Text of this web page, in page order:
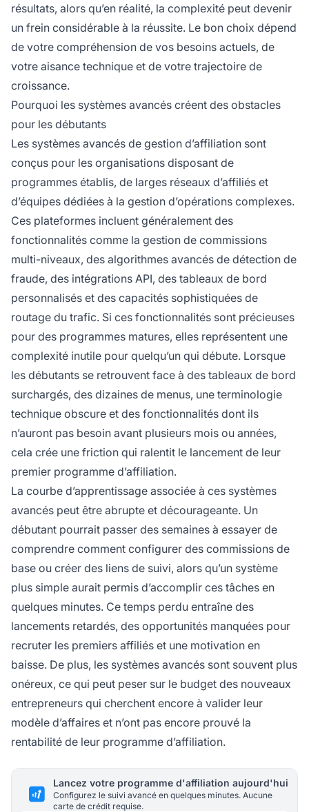
résultats, alors qu’en réalité, la complexité peut devenir
un frein considérable à la réussite. Le bon choix dépend
de votre compréhension de vos besoins actuels, de
votre aisance technique et de votre trajectoire de
croissance.
Pourquoi les systèmes avancés créent des obstacles
pour les débutants
Les systèmes avancés de gestion d’affiliation sont
conçus pour les organisations disposant de
programmes établis, de larges réseaux d’affiliés et
d’équipes dédiées à la gestion d’opérations complexes.
Ces plateformes incluent généralement des
fonctionnalités comme la gestion de commissions
multi-niveaux, des algorithmes avancés de détection de
fraude, des intégrations API, des tableaux de bord
personnalisés et des capacités sophistiquées de
routage du trafic. Si ces fonctionnalités sont précieuses
pour des programmes matures, elles représentent une
complexité inutile pour quelqu’un qui débute. Lorsque
les débutants se retrouvent face à des tableaux de bord
surchargés, des dizaines de menus, une terminologie
technique obscure et des fonctionnalités dont ils
n’auront pas besoin avant plusieurs mois ou années,
cela crée une friction qui ralentit le lancement de leur
premier programme d’affiliation.
La courbe d’apprentissage associée à ces systèmes
avancés peut être abrupte et décourageante. Un
débutant pourrait passer des semaines à essayer de
comprendre comment configurer des commissions de
base ou créer des liens de suivi, alors qu’un système
plus simple aurait permis d’accomplir ces tâches en
quelques minutes. Ce temps perdu entraîne des
lancements retardés, des opportunités manquées pour
recruter les premiers affiliés et une motivation en
baisse. De plus, les systèmes avancés sont souvent plus
onéreux, ce qui peut peser sur le budget des nouveaux
entrepreneurs qui cherchent encore à valider leur
modèle d’affaires et n’ont pas encore prouvé la
rentabilité de leur programme d’affiliation.
Lancez votre programme d'affiliation aujourd'hui
Configurez le suivi avancé en quelques minutes. Aucune
carte de crédit requise.